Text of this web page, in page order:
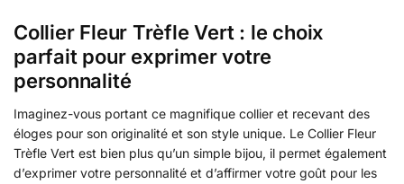
Collier Fleur Trèfle Vert : le choix
parfait pour exprimer votre
personnalité
Imaginez-vous portant ce magnifique collier et recevant des
éloges pour son originalité et son style unique. Le Collier Fleur
Trèfle Vert est bien plus qu’un simple bijou, il permet également
d’exprimer votre personnalité et d’affirmer votre goût pour les